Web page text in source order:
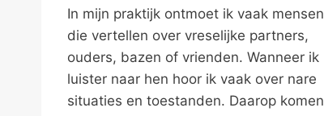
In mijn praktijk ontmoet ik vaak mensen
die vertellen over vreselijke partners,
ouders, bazen of vrienden. Wanneer ik
luister naar hen hoor ik vaak over nare
situaties en toestanden. Daarop komen